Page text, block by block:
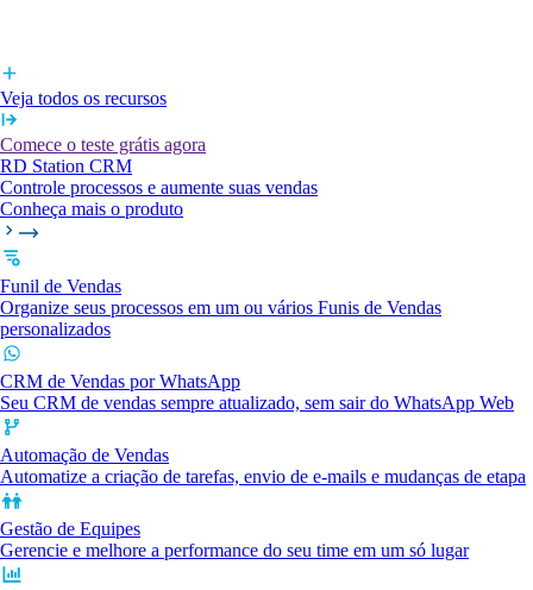
Veja todos os recursos
Comece o teste grátis agora
RD Station CRM
Controle processos e aumente suas vendas
Conheça mais o produto
Funil de Vendas
Organize seus processos em um ou vários Funis de Vendas
personalizados
CRM de Vendas por WhatsApp
Seu CRM de vendas sempre atualizado, sem sair do WhatsApp Web
Automação de Vendas
Automatize a criação de tarefas, envio de e-mails e mudanças de etapa
Gestão de Equipes
Gerencie e melhore a performance do seu time em um só lugar